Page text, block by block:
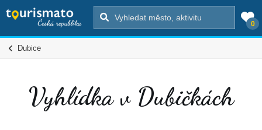
0
Dubice
Vyhlídka v Dubičkách